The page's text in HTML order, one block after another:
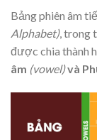
Bảng phiên âm
Alphabet), trong
được chia thành
âm (vowel)và